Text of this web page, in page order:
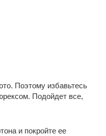
Поэтому избавьтесь
Подойдет все,
и покройте ее